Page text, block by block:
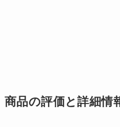
商品の評価と詳細情